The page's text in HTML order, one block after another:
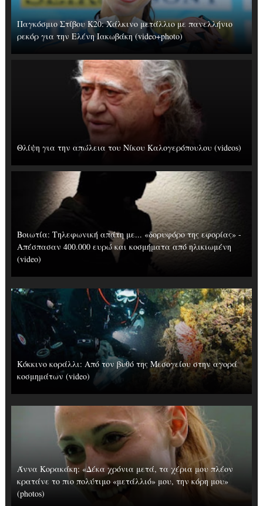
Παγκόσμιο Στίβου Κ20: Χάλκινο μετάλλιο με πανελλήνιο
ρεκόρ για την Ελένη Ιακωβάκη (video+photo)
Θλίψη για την απώλεια του Νίκου Καλογερόπουλου (videos)
Βοιωτία: Tηλεφωνική απάτη με... «δορυφόρο της εφορίας» -
Απέσπασαν 400.000 ευρώ και κοσμήματα από ηλικιωμένη
(video)
Κόκκινο κοράλλι: Από τον βυθό της Μεσογείου στην αγορά
κοσμημάτων (video)
Άννα Κορακάκη: «Δέκα χρόνια μετά, τα χέρια μου πλέον
κρατάνε το πιο πολύτιμο «μετάλλιό» μου, την κόρη μου»
(photos)